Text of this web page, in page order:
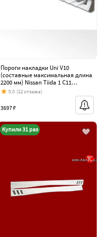
Пороги накладки Uni V10
(составные максимальная длина
2200 мм) Nissan Tiida 1 C11
хэтчбэк дорестайлинг, Япония
(2004-2007)
5.0 (12 отзыва)
3697 ₽
Купили 31 раз